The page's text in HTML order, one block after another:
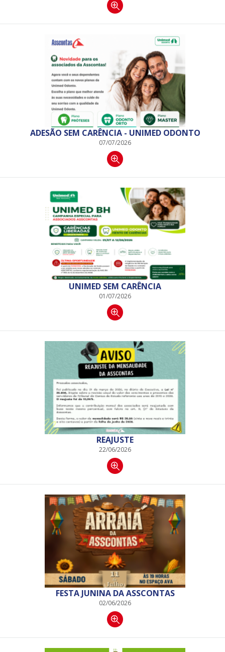
ADESÃO SEM CARÊNCIA - UNIMED ODONTO
07/07/2026
UNIMED SEM CARÊNCIA
01/07/2026
REAJUSTE
22/06/2026
FESTA JUNINA DA ASSCONTAS
02/06/2026